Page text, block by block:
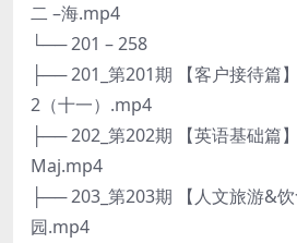
二 –海.mp4
└── 201 – 258
├── 201_第201期 【客户接待篇
2（十一）.mp4
├── 202_第202期 【英语基础篇
Maj.mp4
├── 203_第203期 【人文旅游&
园.mp4